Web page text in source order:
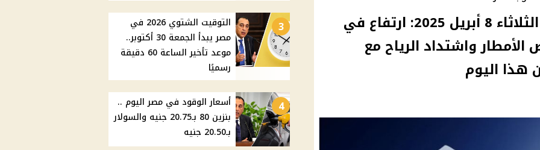
موجة طقس حار تبدأ غدا الثلاثاء 8 أبريل 2025: ارتفاع في
الأمطار واشتداد الرياح مع
هذا اليوم
3
التوقيت الشتوي 2026 في
مصر يبدأ الجمعة 30 أكتوبر..
موعد تأخير الساعة 60 دقيقة
رسميًا
4
أسعار الوقود في مصر اليوم ..
بنزين 80 بـ20.75 جنيه والسولار
بـ20.50 جنيه